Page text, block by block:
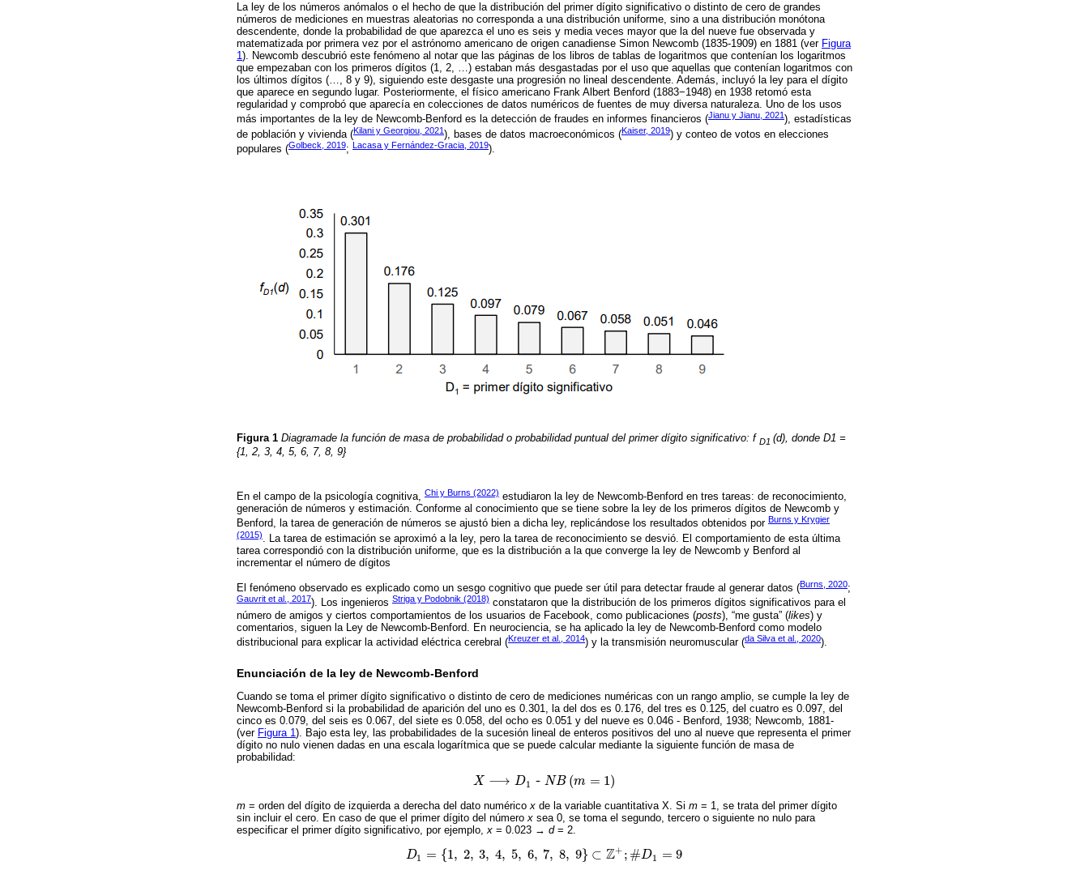
La ley de los números anómalos o el hecho de que la distribución del primer dígito significativo o distinto de cero de grandes
números de mediciones en muestras aleatorias no corresponda a una distribución uniforme, sino a una distribución monótona
descendente, donde la probabilidad de que aparezca el uno es seis y media veces mayor que la del nueve fue observada y
matematizada por primera vez por el astrónomo americano de origen canadiense Simon Newcomb (1835-1909) en 1881 (ver Figura
1). Newcomb descubrió este fenómeno al notar que las páginas de los libros de tablas de logaritmos que contenían los logaritmos
que empezaban con los primeros dígitos (1, 2, …) estaban más desgastadas por el uso que aquellas que contenían logaritmos con
los últimos dígitos (…, 8 y 9), siguiendo este desgaste una progresión no lineal descendente. Además, incluyó la ley para el dígito
que aparece en segundo lugar. Posteriormente, el físico americano Frank Albert Benford (1883−1948) en 1938 retomó esta
regularidad y comprobó que aparecía en colecciones de datos numéricos de fuentes de muy diversa naturaleza. Uno de los usos
más importantes de la ley de Newcomb-Benford es la detección de fraudes en informes financieros (Jianu y Jianu, 2021), estadísticas
de población y vivienda (Kilani y Georgiou, 2021), bases de datos macroeconómicos (Kaiser, 2019) y conteo de votos en elecciones
populares (Golbeck, 2019; Lacasa y Fernández-Gracia, 2019).
Figura 1 Diagramade la función de masa de probabilidad o probabilidad puntual del primer dígito significativo: f D1 (d), donde D1 =
{1, 2, 3, 4, 5, 6, 7, 8, 9}
En el campo de la psicología cognitiva, Chi y Burns (2022) estudiaron la ley de Newcomb-Benford en tres tareas: de reconocimiento,
generación de números y estimación. Conforme al conocimiento que se tiene sobre la ley de los primeros dígitos de Newcomb y
Benford, la tarea de generación de números se ajustó bien a dicha ley, replicándose los resultados obtenidos por Burns y Krygier
(2015)
. La tarea de estimación se aproximó a la ley, pero la tarea de reconocimiento se desvió. El comportamiento de esta última
tarea correspondió con la distribución uniforme, que es la distribución a la que converge la ley de Newcomb y Benford al
incrementar el número de dígitos
El fenómeno observado es explicado como un sesgo cognitivo que puede ser útil para detectar fraude al generar datos (Burns, 2020;
Gauvrit et al., 2017). Los ingenieros Striga y Podobnik (2018) constataron que la distribución de los primeros dígitos significativos para el
número de amigos y ciertos comportamientos de los usuarios de Facebook, como publicaciones (posts), “me gusta” (likes) y
comentarios, siguen la Ley de Newcomb-Benford. En neurociencia, se ha aplicado la ley de Newcomb-Benford como modelo
distribucional para explicar la actividad eléctrica cerebral (Kreuzer et al., 2014) y la transmisión neuromuscular (da Silva et al., 2020).
Enunciación de la ley de Newcomb-Benford
Cuando se toma el primer dígito significativo o distinto de cero de mediciones numéricas con un rango amplio, se cumple la ley de
Newcomb-Benford si la probabilidad de aparición del uno es 0.301, la del dos es 0.176, del tres es 0.125, del cuatro es 0.097, del
cinco es 0.079, del seis es 0.067, del siete es 0.058, del ocho es 0.051 y del nueve es 0.046 - Benford, 1938; Newcomb, 1881-
(ver Figura 1). Bajo esta ley, las probabilidades de la sucesión lineal de enteros positivos del uno al nueve que representa el primer
dígito no nulo vienen dadas en una escala logarítmica que se puede calcular mediante la siguiente función de masa de
probabilidad:
X ⟶ D1 ~ NB (m = 1)
X⟶D1 ~ N Bm=1
m = orden del dígito de izquierda a derecha del dato numéricox de la variable cuantitativa X. Si m = 1, se trata del primer dígito
sin incluir el cero. En caso de que el primer dígito del númerox sea 0, se toma el segundo, tercero o siguiente no nulo para
especificar el primer dígito significativo, por ejemplo,x = 0.023 → d= 2.
D1 = {1, 2, 3, 4, 5, 6, 7, 8, 9} ⊂ Z+ ; #D1 = 9
D1 1, 2 , 3 4, 5, 6, 7 , 8 9⊂Z +;# D1= 9